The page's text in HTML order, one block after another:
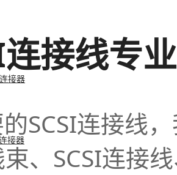
接器
接器
连接线专
SCSI连接线
束、SCSI连接